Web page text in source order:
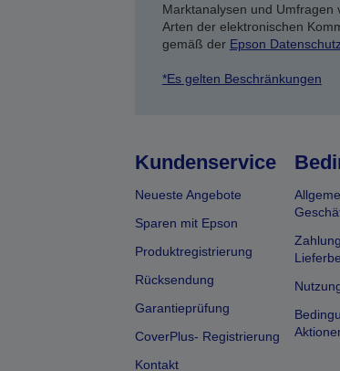
Marktanalysen und
Arten der elektronischen
gemäß der Epson
*Es gelten Beschränkungen
Kundenservice
Neueste Angebote
Sparen mit Epson
Produktregistrierung
Rücksendung
Garantieprüfung
CoverPlus- Registrierung
Kontakt